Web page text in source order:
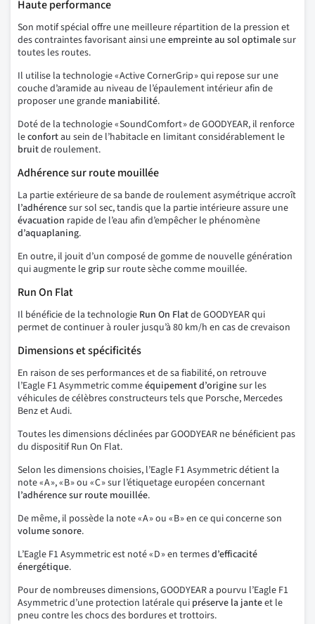
Haute performance
Son motif spécial offre une meilleure répartition de la pression et
des contraintes favorisant ainsi uneempreinte au sol optimalesur
toutes les routes.
Il utilise la technologie « Active CornerGrip » qui repose sur une
couche d’aramide au niveau de l’épaulement intérieur afin de
proposer une grande maniabilité.
Doté de la technologie « SoundComfort » de GOODYEAR, il renforce
leconfortau sein de l’habitacle en limitant considérablement le
bruitde roulement.
Adhérence sur route mouillée
La partie extérieure de sa bande de roulement asymétrique accroît
l’adhérencesur sol sec, tandis que la partie intérieure assure une
évacuation rapide de l’eau afin d’empêcher le phénomène
d’aquaplaning.
En outre, il jouit d’un composé de gomme de nouvelle génération
qui augmente legripsur route sèche comme mouillée.
Run On Flat
Il bénéficie de la technologie Run On Flatde GOODYEAR qui
permet de continuer à rouler jusqu’à 80 km/h en cas de crevaison
Dimensions et spécificités
En raison de ses performances et de sa fiabilité, on retrouve
l’Eagle F1 Asymmetric commeéquipement d’originesur les
véhicules de célèbres constructeurs tels que Porsche, Mercedes
Benz et Audi.
Toutes les dimensions déclinées par GOODYEAR ne bénéficient pas
du dispositif Run On Flat.
Selon les dimensions choisies, l’Eagle F1 Asymmetric détient la
note « A », « B » ou « C » sur l’étiquetage européen concernant
l’adhérence sur route mouillée.
De même, il possède la note « A » ou « B » en ce qui concerne son
volumesonore.
L’Eagle F1 Asymmetric est noté « D » en termesd’efficacité
énergétique.
Pour de nombreuses dimensions, GOODYEAR a pourvu l’Eagle F1
Asymmetric d’une protection latérale qui préserve la janteet le
pneu contre les chocs des bordures et trottoirs.